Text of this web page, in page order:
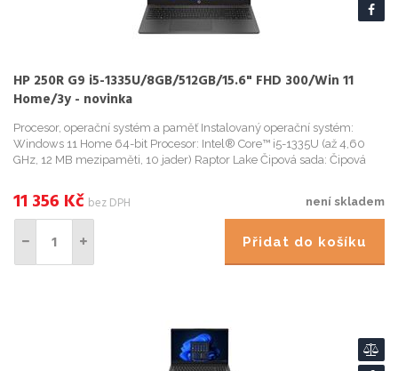
HP 250R G9 i5-1335U/8GB/512GB/15.6" FHD 300/Win 11
Home/3y - novinka
Procesor, operační systém a paměť Instalovaný operační systém:
Windows 11 Home 64-bit Procesor: Intel® Core™ i5-1335U (až 4,60
GHz, 12 MB mezipaměti, 10 jader) Raptor Lake Čipová sada: Čipová
není skladem
11 356 Kč bez DPH
Přidat do košíku